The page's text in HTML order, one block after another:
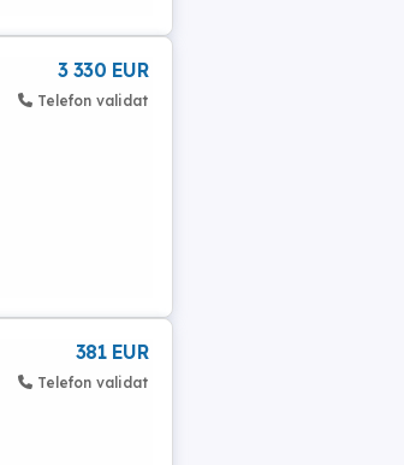
3 330 EUR
Telefon validat
381 EUR
Telefon validat